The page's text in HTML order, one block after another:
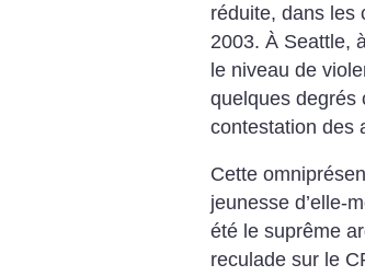
réduite, dans les
2003. À Seattle,
le niveau de
quelques degrés
contestation des
Cette
jeunesse d’elle-
été le suprême
reculade sur le